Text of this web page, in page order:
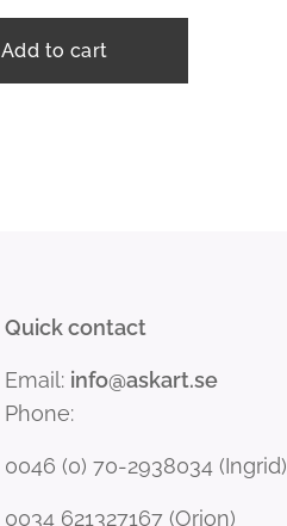
Add to cart
Quick contact
Email: info@askart.se
Phone:
0046 (0) 70-2938034 (Ingrid)
0034 621327167 (Orion)